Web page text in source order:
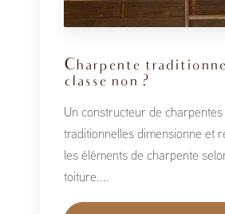
Charpente
classe non ?
Un constructeur de charpentes
traditionnelles dimensionne et
les éléments de charpente
toiture....